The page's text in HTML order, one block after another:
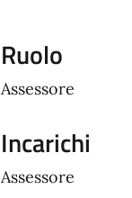
Ruolo
Assessore
Incarichi
Assessore